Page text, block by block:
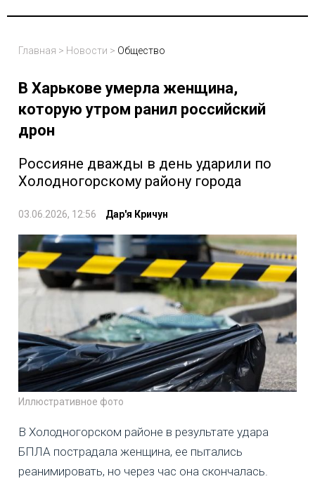
Главная > Новости > Общество
В Харькове умерла женщина,
которую утром ранил российский
дрон
Россияне дважды в день ударили по
Холодногорскому району города
03.06.2026, 12:56 Дар'я Кричун
Иллюстративное фото
В Холодногорском районе в результате удара
БПЛА пострадала женщина, ее пытались
реанимировать, но через час она скончалась.